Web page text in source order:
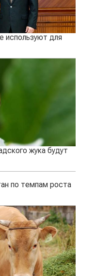
используют для
жука будут
по темпам роста